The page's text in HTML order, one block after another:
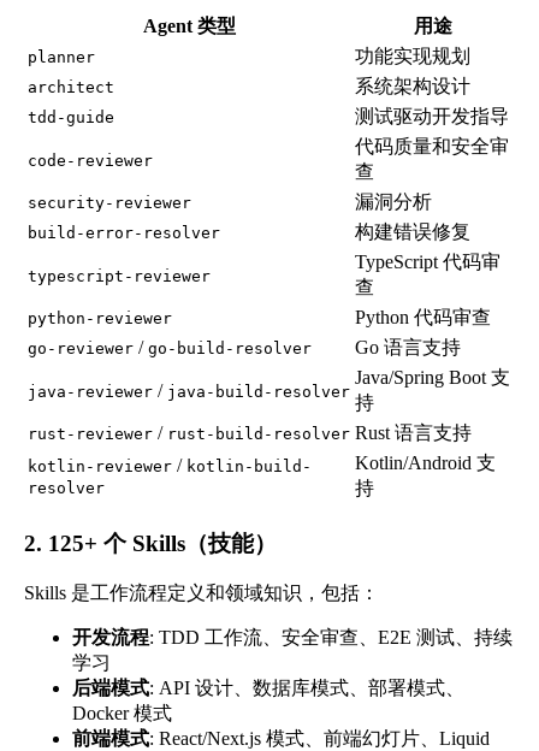
Agent 类型 用途
planner 功能实现规划
architect 系统架构设计
tdd-guide 测试驱动开发指导
code-reviewer
代码质量和安全审
查
security-reviewer 漏洞分析
build-error-resolver 构建错误修复
typescript-reviewer
TypeScript 代码审
查
python-reviewer Python 代码审查
go-reviewer / go-build-resolver Go 语言支持
java-reviewer / java-build-resolver
Java/Spring Boot 支
持
rust-reviewer / rust-build-resolver Rust 语言支持
kotlin-reviewer / kotlin-build-
resolver
Kotlin/Android 支
持
2. 125+ 个 Skills（技能）
Skills 是工作流程定义和领域知识，包括：
开发流程: TDD 工作流、安全审查、E2E 测试、持续
学习
后端模式: API 设计、数据库模式、部署模式、
Docker 模式
前端模式: React/Next.js 模式、前端幻灯片、Liquid